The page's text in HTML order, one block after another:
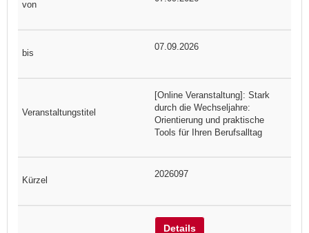
07.09.2026
[Online Veranstaltung]: Stark
durch die Wechseljahre:
Orientierung und praktische
Tools für Ihren Berufsalltag
2026097
Details